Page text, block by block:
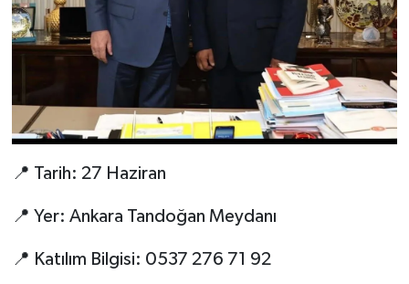
📍 Tarih: 27 Haziran
📍 Yer: Ankara Tandoğan Meydanı
📍 Katılım Bilgisi: 0537 276 71 92